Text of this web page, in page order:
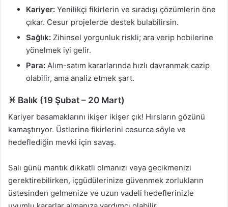
Kariyer: Yenilikçi fikirlerin ve sıradışı çözümlerin öne
çıkar. Cesur projelerde destek bulabilirsin.
Sağlık: Zihinsel yorgunluk riskli; ara verip hobilerine
yönelmek iyi gelir.
Para: Alım-satım kararlarında hızlı davranmak cazip
olabilir, ama analiz etmek şart.
♓ Balık (19 Şubat – 20 Mart)
Kariyer basamaklarını ikişer ikişer çık! Hırsların gözünü
kamaştırıyor. Üstlerine fikirlerini cesurca söyle ve
hedeflediğin mevki için savaş.
Salı günü mantık dikkatli olmanızı veya gecikmenizi
gerektirebilirken, içgüdülerinize güvenmek zorlukların
üstesinden gelmenize ve uzun vadeli hedeflerinizle